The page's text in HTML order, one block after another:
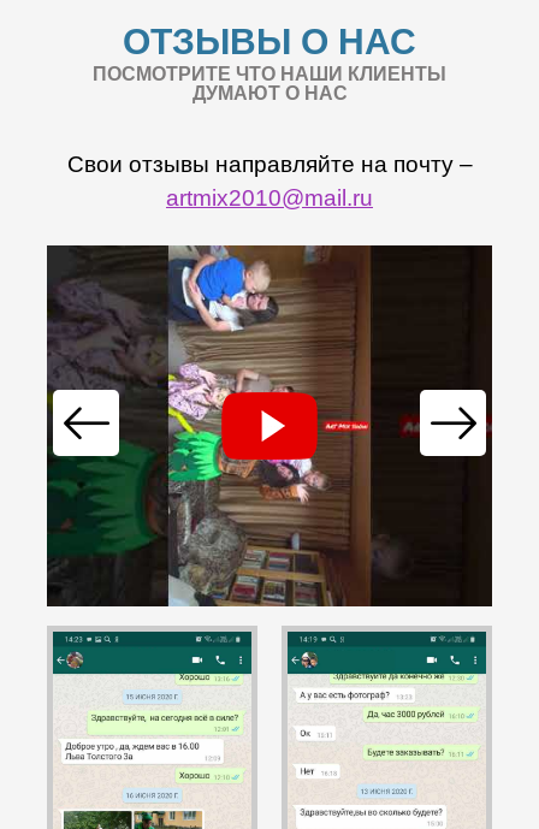
ОТЗЫВЫ О НАС
ПОСМОТРИТЕ ЧТО НАШИ КЛИЕНТЫ
ДУМАЮТ О НАС
Свои отзывы направляйте на почту –
artmix2010@mail.ru